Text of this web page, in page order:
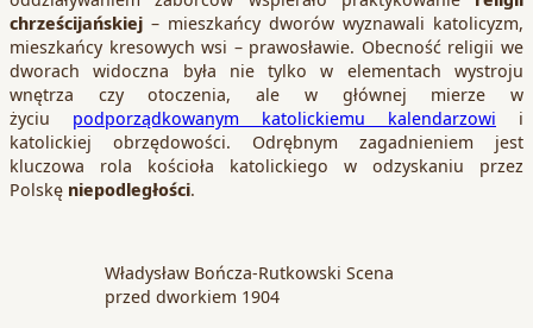
chrześcijańskiej – mieszkańcy dworów wyznawali katolicyzm,
mieszkańcy kresowych wsi – prawosławie. Obecność religii we
dworach widoczna była nie tylko w elementach wystroju
wnętrza czy otoczenia, ale w głównej mierze w
życiu podporządkowanym katolickiemu kalendarzowi i
katolickiej obrzędowości. Odrębnym zagadnieniem jest
kluczowa rola kościoła katolickiego w odzyskaniu przez
Polskę niepodległości.
Władysław Bończa-Rutkowski Scena
przed dworkiem 1904